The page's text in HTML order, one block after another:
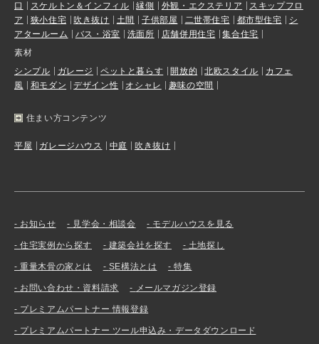
口
スケルトン＆インフィル 縁側 外観・エクステリア
スキップフロ
ア
狭小住宅 吹き抜け 土間 子供部屋 二世帯住宅 都市型住宅
シ
アタールーム
バス・浴室 洗面所 店舗併用住宅
集合住宅
素材
シンプル
ガレージ ペットと暮らす 開放的 北欧スタイル
カフェ
風
和モダン デザイン性 オシャレ 趣味の空間
住まい方コンテンツ
平屋 ガレージハウス 中庭 吹き抜け
お知らせ 見学会・相談会 モデルハウスを見る
住宅実例から探す 建築会社を探す 土地探し
重量木骨の家とは SE構法とは 特集
お問い合わせ・資料請求 メールマガジン登録
プレミアムパートナー 情報登録
プレミアムパートナー ツール申込み・データダウンロード